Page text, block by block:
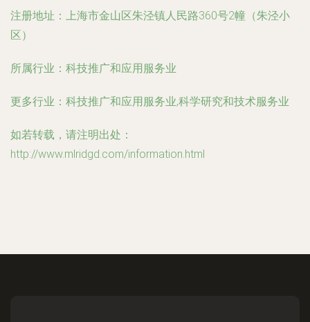
注册地址： 上海市金山区朱泾镇人民路360号2幢（朱泾小
区）
所属行业： 科技推广和应用服务业
更多行业： 科技推广和应用服务业,科学研究和技术服务业
如若转载，请注明出处：
http://www.mlridgd.com/information.html